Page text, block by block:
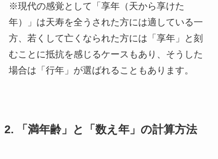
※現代の感覚として「享年（天から享けた
年）」は天寿を全うされた方には適している一
方、若くして亡くなられた方には「享年」と刻
むことに抵抗を感じるケースもあり、そうした
場合は「行年」が選ばれることもあります。
2. 「満年齢」と「数え年」の計算方法